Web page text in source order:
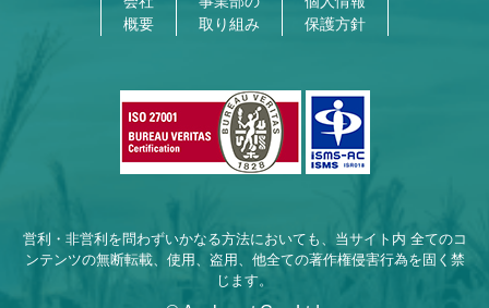
概要
取り組み
保護方針
営利・非営利を問わずいかなる方法においても、当サイト内 全てのコ
ンテンツの無断転載、使用、盗用、他全ての著作権侵害行為を固く禁
じます。